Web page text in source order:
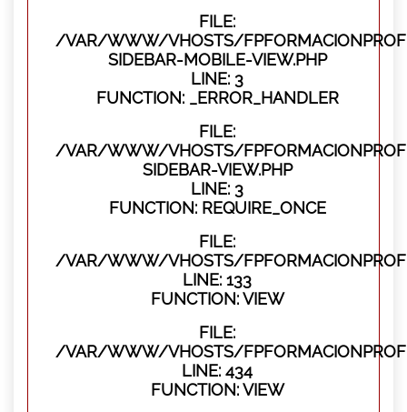
FILE:
/VAR/WWW/VHOSTS/
SIDEBAR-MOBILE-VIEW.PHP
LINE: 3
FUNCTION: _ERROR_HANDLER
FILE:
/VAR/WWW/VHOSTS/
SIDEBAR-VIEW.PHP
LINE: 3
FUNCTION: REQUIRE_ONCE
FILE:
/VAR/WWW/VHOSTS/
LINE: 133
FUNCTION: VIEW
FILE:
/VAR/WWW/VHOSTS/
LINE: 434
FUNCTION: VIEW